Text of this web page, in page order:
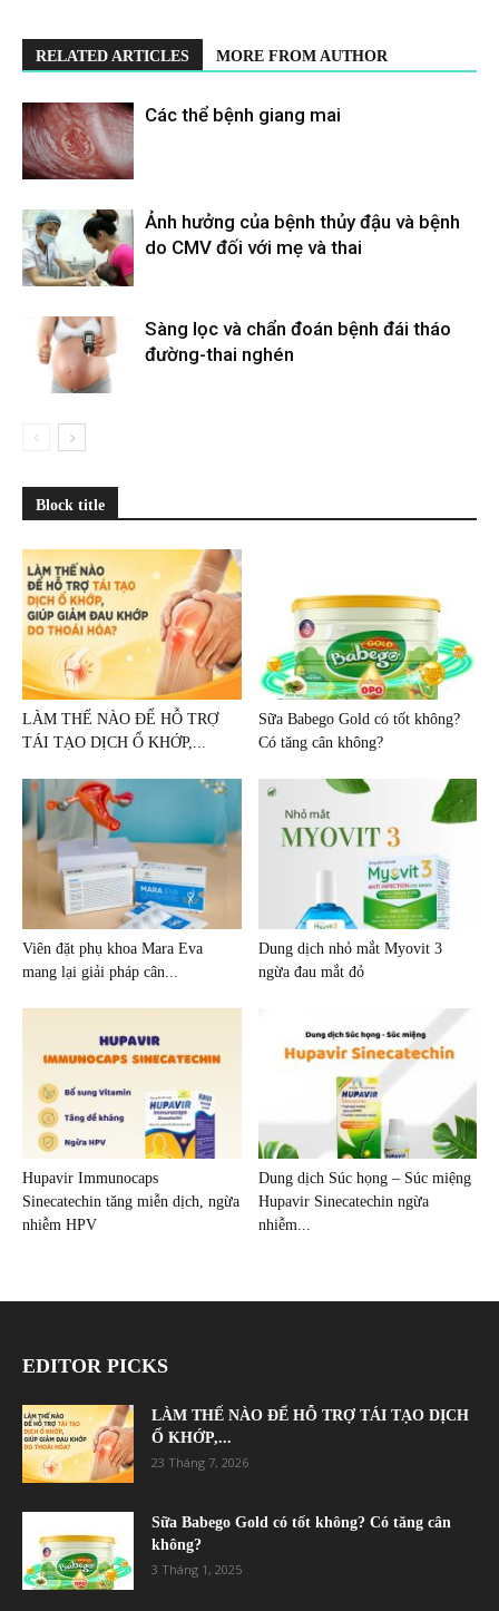
RELATED ARTICLES MORE FROM AUTHOR
Các thể bệnh giang mai
Ảnh hưởng của bệnh thủy đậu và bệnh
do CMV đối với mẹ và thai
Sàng lọc và chẩn đoán bệnh đái tháo
đường-thai nghén
Block title
LÀM THẾ NÀO ĐỂ HỖ TRỢ
TÁI TẠO DỊCH Ổ KHỚP,...
Sữa Babego Gold có tốt không?
Có tăng cân không?
Viên đặt phụ khoa Mara Eva
mang lại giải pháp cân...
Dung dịch nhỏ mắt Myovit 3
ngừa đau mắt đỏ
Hupavir Immunocaps
Sinecatechin tăng miễn dịch, ngừa
nhiễm HPV
Dung dịch Súc họng – Súc miệng
Hupavir Sinecatechin ngừa
nhiễm...
EDITOR PICKS
LÀM THẾ NÀO ĐỂ HỖ TRỢ TÁI TẠO DỊCH
Ổ KHỚP,...
23 Tháng 7, 2026
Sữa Babego Gold có tốt không? Có tăng cân
không?
3 Tháng 1, 2025